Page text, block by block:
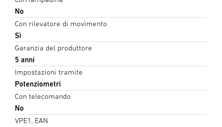
No
Con rilevatore di movimento
Sì
Garanzia del produttore
5 anni
Impostazioni tramite
Potenziometri
Con telecomando
No
VPE1, EAN